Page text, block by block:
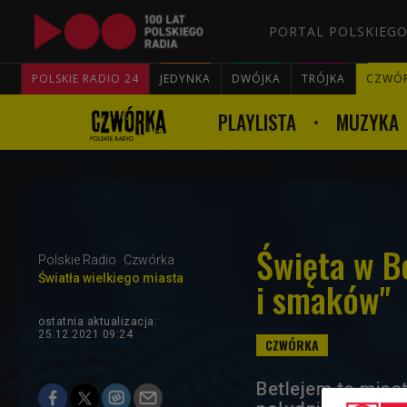
PORTAL
POLSKIE RADIO 24 JEDYNKA DWÓJKA TRÓJKA
PLAYLISTA MUZYKA
Polskie Radio
Czwórka
Światła wielkiego miasta
Święta w
i smaków"
ostatnia aktualizacja:
25.12.2021 09:24
Betlejem to